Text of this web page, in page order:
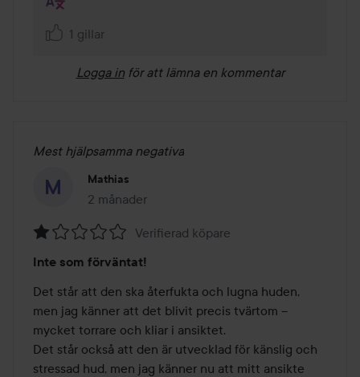
1 gillar
Logga in för att lämna en kommentar
Mest hjälpsamma negativa
Mathias
2 månader
Inlägget skapades 2 månader
1
av
5
Verifierad köpare
Inte som förväntat!
Det står att den ska återfukta och lugna huden,
men jag känner att det blivit precis tvärtom –
mycket torrare och kliar i ansiktet.
Det står också att den är utvecklad för känslig och
stressad hud, men jag känner nu att mitt ansikte